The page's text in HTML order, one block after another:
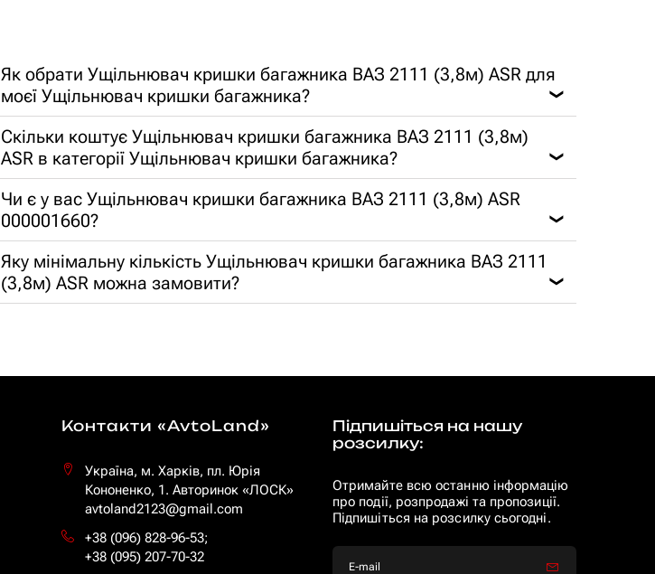
Як обрати Ущільнювач кришки багажника ВАЗ 2111 (3,8м) ASR для
моєї Ущільнювач кришки багажника?
❯
Скільки коштує Ущільнювач кришки багажника ВАЗ 2111 (3,8м)
ASR в категорії Ущільнювач кришки багажника?
❯
Чи є у вас Ущільнювач кришки багажника ВАЗ 2111 (3,8м) ASR
000001660?
❯
Яку мінімальну кількість Ущільнювач кришки багажника ВАЗ 2111
(3,8м) ASR можна замовити?
❯
Контакти «AvtoLand»
Україна, м. Харків, пл. Юрія
Кононенко, 1. Авторинок «ЛОСК»
avtoland2123@gmail.com
+38 (096) 828-96-53;
+38 (095) 207-70-32
Підпишіться на нашу
розсилку:
Отримайте всю останню інформацію
про події, розпродажі та пропозиції.
Підпишіться на розсилку сьогодні.